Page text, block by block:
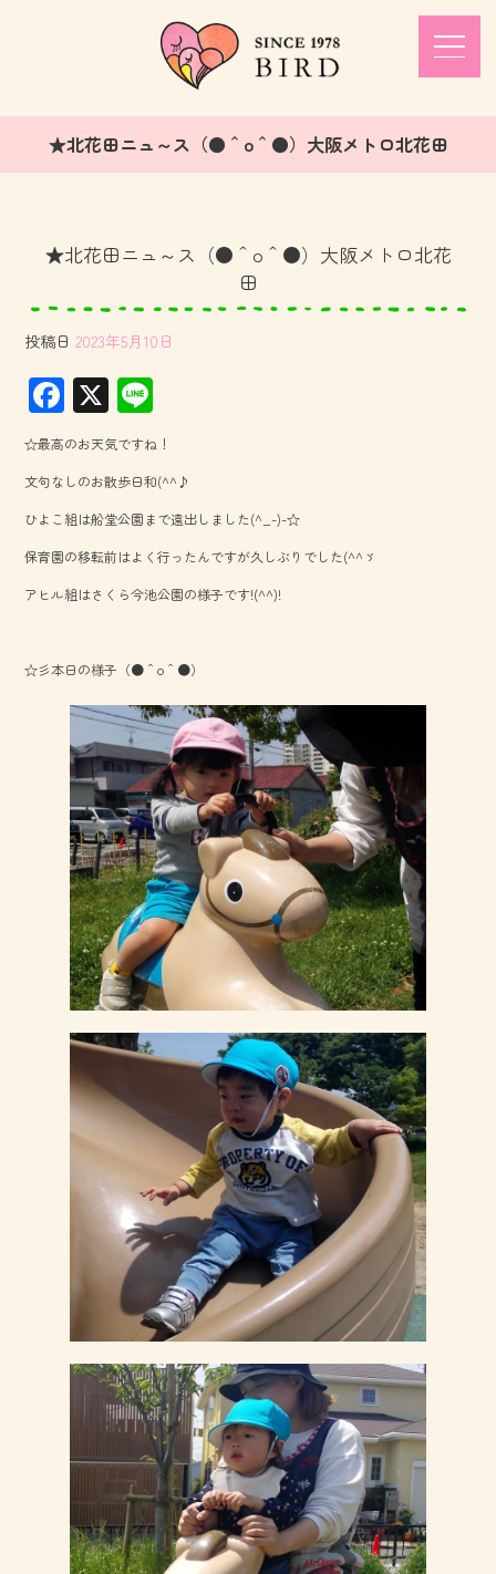
★北花田ニュ～ス（●＾o＾●）大阪メトロ北花田
★北花田ニュ～ス（●＾o＾●）大阪メトロ北花
田
投稿日 2023年5月10日
F
ac
e
b
o
ok
X
ne
☆最高のお天気ですね！
文句なしのお散歩日和(^^♪
ひよこ組は船堂公園まで遠出しました(^_-)-☆
保育園の移転前はよく行ったんですが久しぶりでした(^^ゞ
アヒル組はさくら今池公園の様子です!(^^)!
☆彡本日の様子（●＾o＾●）